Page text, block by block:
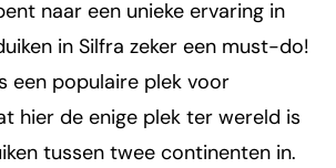
naar een unieke ervaring in
in Silfra zeker een must-do!
een populaire plek voor
hier de enige plek ter wereld is
tussen twee continenten in.